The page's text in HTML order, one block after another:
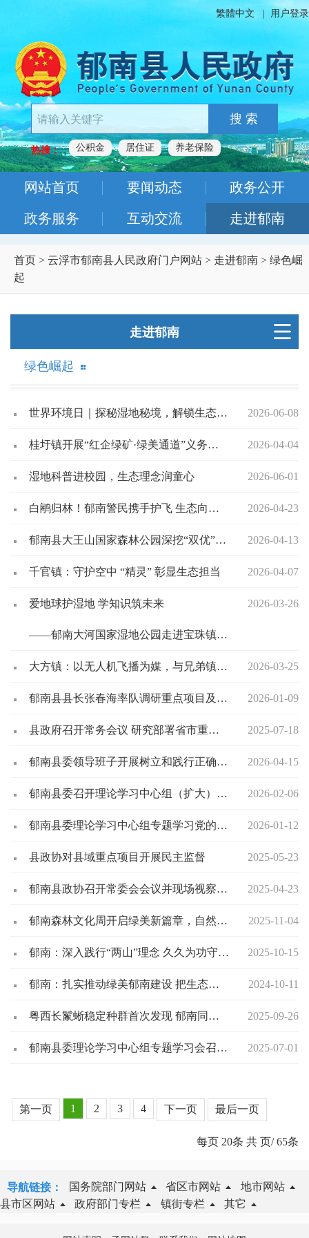
繁體中文 用户登录
搜 索
热搜： 公积金 居住证 养老保险
网站首页 要闻动态 政务公开
政务服务 互动交流 走进郁南
首页 > 云浮市郁南县人民政府门户网站 > 走进郁南 > 绿色崛
起
走进郁南
绿色崛起
世界环境日｜探秘湿地秘境，解锁生态守护密码 2026-06-08
桂圩镇开展“红企绿矿·绿美通道”义务植树活动 绘就矿区生态新画卷 2026-04-04
湿地科普进校园，生态理念润童心 2026-06-01
白鹇归林！郁南警民携手护飞 生态向好鸟翩跹 2026-04-23
郁南县大王山国家森林公园深挖“双优”潜力 打造“生态+文旅”深度融合新样板 2026-04-13
千官镇：守护空中 “精灵” 彰显生态担当 2026-04-07
爱地球护湿地 学知识筑未来
——郁南大河国家湿地公园走进宝珠镇中心学校，解锁生态科普新玩法！
2026-03-26
大方镇：以无人机飞播为媒，与兄弟镇共探生态修复新路径 2026-03-25
郁南县县长张春海率队调研重点项目及“百千万工程”建设等工作 2026-01-09
县政府召开常务会议 研究部署省市重点项目建设工作 2025-07-18
郁南县委领导班子开展树立和践行正确政绩观学习教育读书班暨县委理论学习中心组专题学习会 2026-04-15
郁南县委召开理论学习中心组（扩大）学习专题报告会 为“十五五”期间郁南产业高质量发展布局谋篇 2026-02-06
郁南县委理论学习中心组专题学习党的二十届四中全会精神 谋划“十五五”发展 2026-01-12
县政协对县域重点项目开展民主监督 2025-05-23
郁南县政协召开常委会会议并现场视察重点项目建设 2025-04-23
郁南森林文化周开启绿美新篇章，自然教育融入湾区生态画卷 2025-11-04
郁南：深入践行“两山”理念 久久为功守护生态环境 2025-10-15
郁南：扎实推动绿美郁南建设 把生态优势转化为发展优势 2024-10-11
粤西长鬣蜥稳定种群首次发现 郁南同乐大山保护区生态保护显成效 2025-09-26
郁南县委理论学习中心组专题学习会召开 推动作风建设与高质量发展深度融合 2025-07-01
第一页 1 2 3 4 下一页 最后一页
每页 20条 共 页/65条
导航链接： 国务院部门网站 省区市网站
地市网站
县市区网站
政府部门专栏 镇街专栏 其它